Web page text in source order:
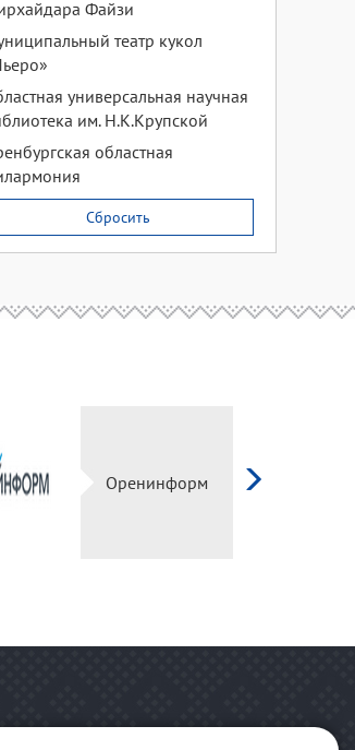
Файзи
театр кукол
универсальная научная
им. Н.К.Крупской
областная
Сбросить
Оренинформ